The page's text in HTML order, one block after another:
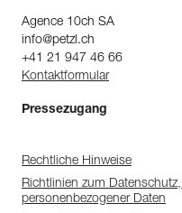
Agence 10ch SA
info@petzl.ch
+41 21 947 46 66
Kontaktformular
Pressezugang
Rechtliche Hinweise
Richtlinien zum
personenbezogener Daten